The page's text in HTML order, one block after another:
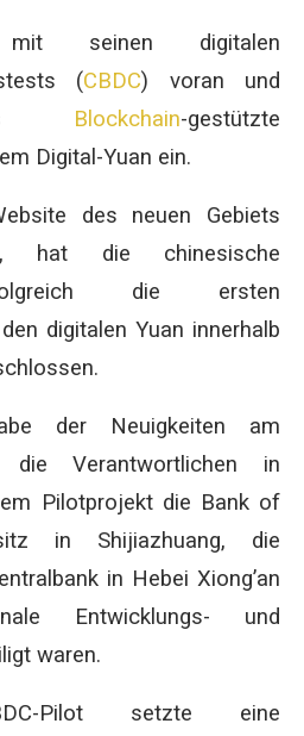
seinen digitalen
(CBDC) voran und
Blockchain-gestützte
Digital-Yuan ein.
des neuen Gebiets
hat die chinesische
die ersten
digitalen Yuan innerhalb
der Neuigkeiten am
die Verantwortlichen in
Pilotprojekt die Bank of
in Shijiazhuang, die
in Hebei Xiong’an
Entwicklungs- und
waren.
Pilot setzte eine